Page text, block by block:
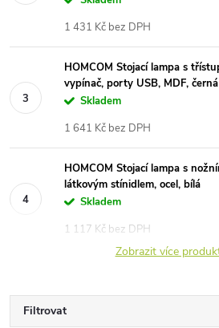
1 431 Kč bez DPH
HOMCOM Stojací lampa s
vypínač, porty USB, MDF,
Skladem
1 641 Kč bez DPH
HOMCOM Stojací lampa s
látkovým stínidlem, ocel, bílá
Skladem
1 117 Kč bez DPH
Zobrazit více
Filtrovat